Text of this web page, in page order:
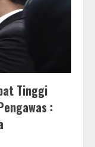
Tinggi
: